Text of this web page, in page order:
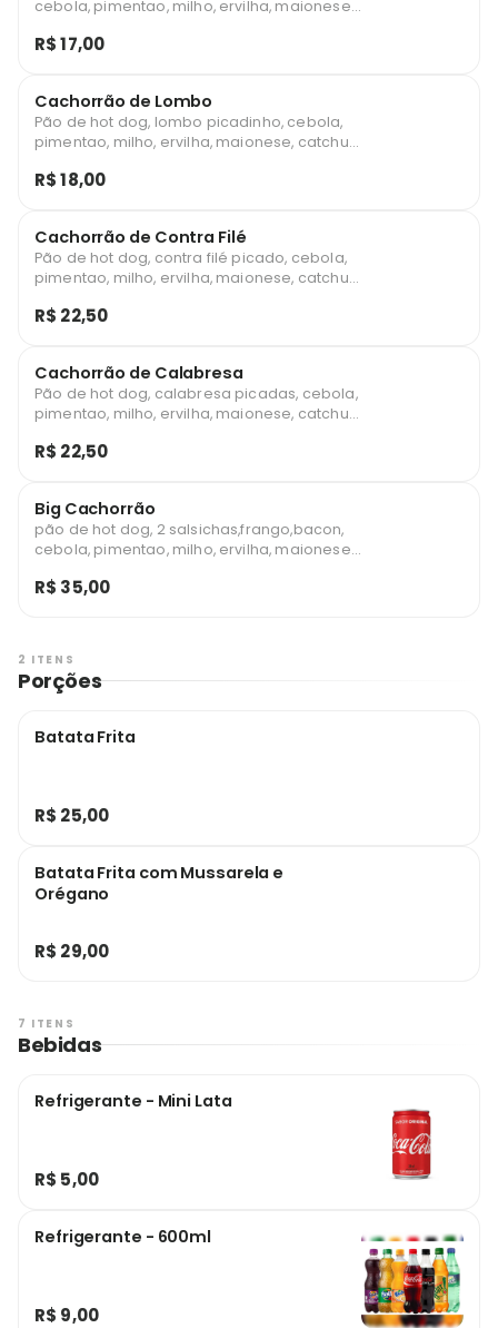
cebola, pimentao, milho, ervilha, maionese,
R$ 17,00
Cachorrão de Lombo
Pão de hot dog, lombo picadinho, cebola,
pimentao, milho, ervilha, maionese, catchup
R$ 18,00
Cachorrão de Contra Filé
Pão de hot dog, contra filé picado, cebola,
pimentao, milho, ervilha, maionese, catchup
R$ 22,50
Cachorrão de Calabresa
Pão de hot dog, calabresa picadas, cebola,
pimentao, milho, ervilha, maionese, catchup
R$ 22,50
Big Cachorrão
pão de hot dog, 2 salsichas,frango,bacon,
cebola, pimentao, milho, ervilha, maionese,
R$ 35,00
2 ITENS
Porções
Batata Frita
R$ 25,00
Batata Frita com Mussarela e
Orégano
R$ 29,00
7 ITENS
Bebidas
Refrigerante - Mini Lata
R$ 5,00
Refrigerante - 600ml
R$ 9,00